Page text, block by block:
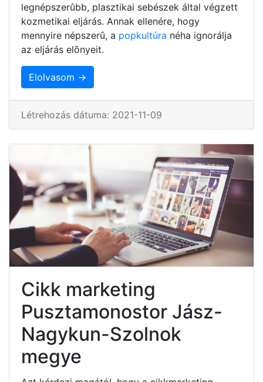
legnépszerûbb, plasztikai sebészek által végzett
kozmetikai eljárás. Annak ellenére, hogy
mennyire népszerû, a popkultúra néha ignorálja
az eljárás elõnyeit.
Elolvasom →
Létrehozás dátuma: 2021-11-09
Cikk marketing
Pusztamonostor Jász-
Nagykun-Szolnok
megye